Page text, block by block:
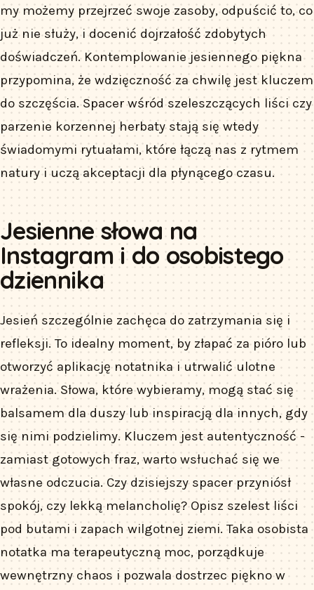
my możemy przejrzeć swoje zasoby, odpuścić to, co
już nie służy, i docenić dojrzałość zdobytych
doświadczeń. Kontemplowanie jesiennego piękna
przypomina, że wdzięczność za chwilę jest kluczem
do szczęścia. Spacer wśród szeleszczących liści czy
parzenie korzennej herbaty stają się wtedy
świadomymi rytuałami, które łączą nas z rytmem
natury i uczą akceptacji dla płynącego czasu.
Jesienne słowa na
Instagram i do osobistego
dziennika
Jesień szczególnie zachęca do zatrzymania się i
refleksji. To idealny moment, by złapać za pióro lub
otworzyć aplikację notatnika i utrwalić ulotne
wrażenia. Słowa, które wybieramy, mogą stać się
balsamem dla duszy lub inspiracją dla innych, gdy
się nimi podzielimy. Kluczem jest autentyczność -
zamiast gotowych fraz, warto wsłuchać się we
własne odczucia. Czy dzisiejszy spacer przyniósł
spokój, czy lekką melancholię? Opisz szelest liści
pod butami i zapach wilgotnej ziemi. Taka osobista
notatka ma terapeutyczną moc, porządkuje
wewnętrzny chaos i pozwala dostrzec piękno w